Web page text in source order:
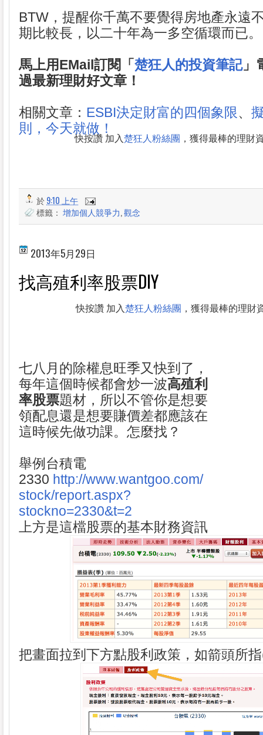
BTW，提醒你千萬不要覺得房地產永遠
期比較長，以二十年為一多空循環而已。
馬上用EMail訂閱「楚狂人的投資筆記」
過最新理財好文章！
相關文章： ESBI決定財富的四個象限、
則，今天就做！
快按讚 加入楚狂人粉絲團 ，獲得最棒的理財
於9:10 上午
標籤： 增加個人競爭力,觀念
2013年5月29日
找高殖利率股票DIY
快按讚 加入楚狂人粉絲團 ，獲得最棒的理財
七八月的除權息旺季又快到了，
每年這個時候都會炒一波高殖利
率股票題材，所以不管你是想要
領配息還是想要賺價差都應該在
這時候先做功課。怎麼找？
舉例台積電
2330 http://www.wantgoo.com/
stock/report.aspx?
stockno=2330&t=2
上方是這檔股票的基本財務資訊
把畫面拉到下方點股利政策，如箭頭所